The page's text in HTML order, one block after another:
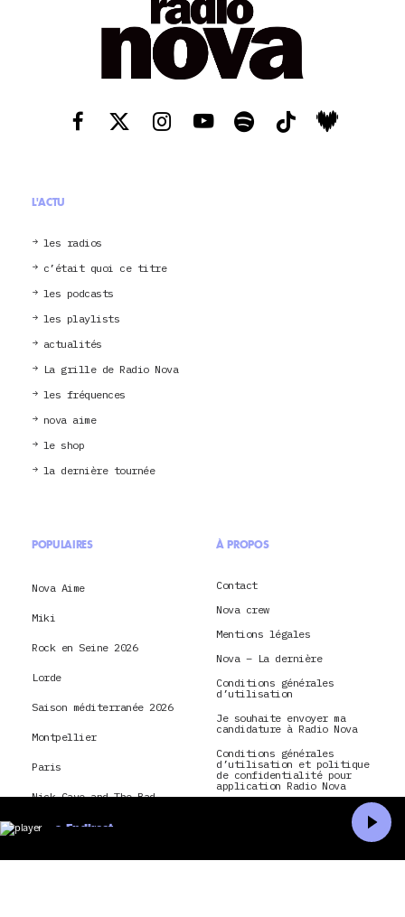
L'ACTU
les radios
c’était quoi ce titre
les podcasts
les playlists
actualités
La grille de Radio Nova
les fréquences
nova aime
le shop
la dernière tournée
POPULAIRES
Nova Aime
Miki
Rock en Seine 2026
Lorde
Saison méditerranée 2026
Montpellier
Paris
Nick Cave and The Bad
À PROPOS
Contact
Nova crew
Mentions légales
Nova – La dernière
Conditions générales
d’utilisation
Je souhaite envoyer ma
candidature à Radio Nova
Conditions générales
d’utilisation et politique
de confidentialité pour
application Radio Nova
confidentialité pour Nova
En direct